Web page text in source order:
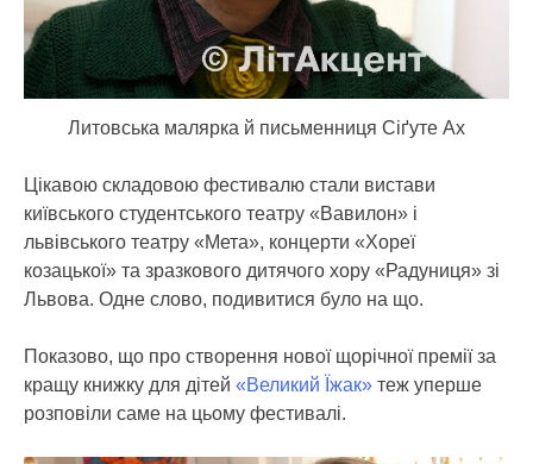
Литовська малярка й письменниця Сіґуте Ах
Цікавою складовою фестивалю стали вистави
київського студентського театру «Вавилон» і
львівського театру «Мета», концерти «Хореї
козацької» та зразкового дитячого хору «Радуниця» зі
Львова. Одне слово, подивитися було на що.
Показово, що про створення нової щорічної премії за
кращу книжку для дітей «Великий Їжак» теж уперше
розповіли саме на цьому фестивалі.